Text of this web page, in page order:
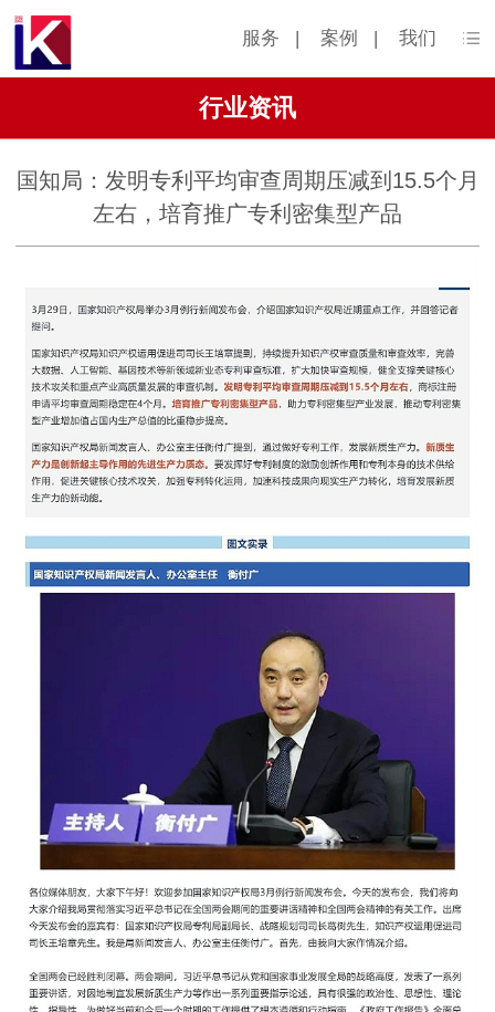
服务 | 案例 | 我们
行业资讯
国知局：发明专利平均审查周期压减到15.5个月
左右，培育推广专利密集型产品